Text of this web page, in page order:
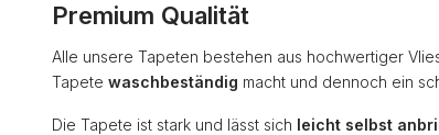
Premium Qualität
Alle unsere Tapeten bestehen aus hochwertiger
Tapete waschbeständig macht und dennoch ein
Die Tapete ist stark und lässt sich leicht selbst